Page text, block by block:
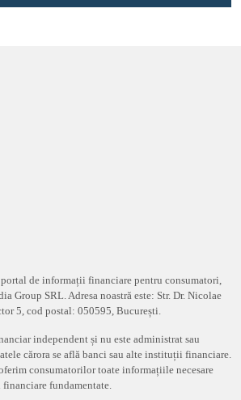
de informații financiare pentru consumatori,
Group SRL. Adresa noastră este: Str. Dr. Nicolae
5, cod postal: 050595, București.
independent și nu este administrat sau
cărora se află banci sau alte instituții financiare.
consumatorilor toate informațiile necesare
fundamentate.